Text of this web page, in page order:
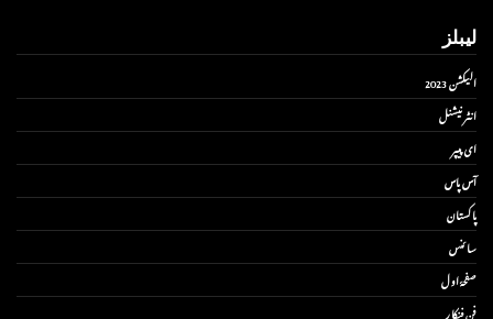
لیبلز
الیکشن 2023
انٹر نیشنل
ای پیپر
آس پاس
پاکستان
سائنس
صفحۂ اول
فن فنکار